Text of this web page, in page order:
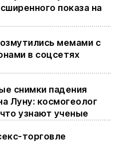
показа на
мемами с
в соцсетях
снимки падения
Луну: космогеолог
узнают ученые
торговле